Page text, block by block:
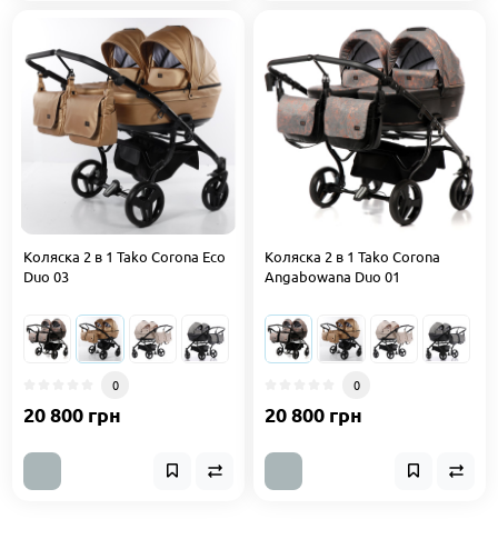
Коляска 2 в 1 Tako Corona Eco
Duo 03
0
20 800 грн
Коляска 2 в 1 Tako Corona
Angabowana Duo 01
0
20 800 грн